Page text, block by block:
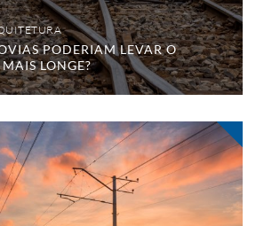
PODERIAM LEVAR O
LONGE?